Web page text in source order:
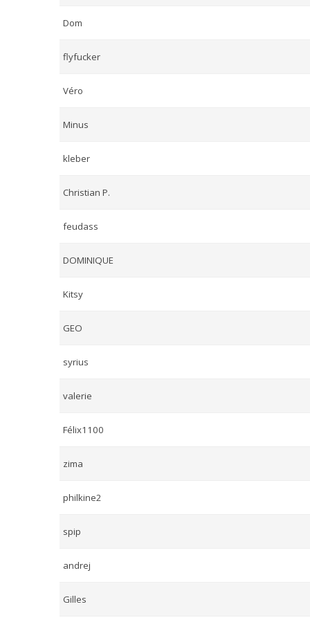
Dom
flyfucker
Véro
Minus
kleber
Christian P.
feudass
DOMINIQUE
Kitsy
GEO
syrius
valerie
Félix1100
zima
philkine2
spip
andrej
Gilles